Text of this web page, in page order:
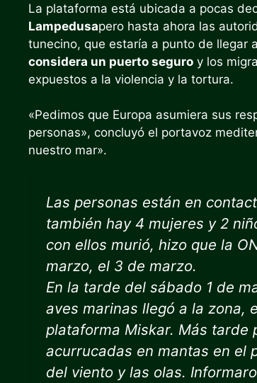
La plataforma está ubicada a pocas
Lampedusapero hasta ahora las
tunecino, que estaría a punto de llegar
considera un puerto seguro y los
expuestos a la violencia y la tortura.
«Pedimos que Europa asumiera sus
personas», concluyó el portavoz
nuestro mar».
Las personas están en
también hay 4 mujeres y 2
con ellos murió, hizo que la
marzo, el 3 de marzo.
En la tarde del sábado 1 de
aves marinas llegó a la zona,
plataforma Miskar. Más tarde
acurrucadas en mantas en el
del viento y las olas.